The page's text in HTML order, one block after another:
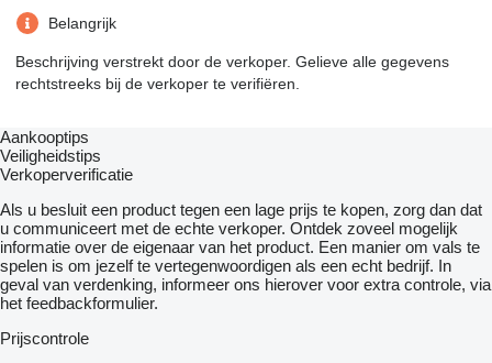
Belangrijk
Beschrijving verstrekt door de verkoper. Gelieve alle gegevens
rechtstreeks bij de verkoper te verifiëren.
Aankooptips
Veiligheidstips
Verkoperverificatie
Als u besluit een product tegen een lage prijs te kopen, zorg dan dat
u communiceert met de echte verkoper. Ontdek zoveel mogelijk
informatie over de eigenaar van het product. Een manier om vals te
spelen is om jezelf te vertegenwoordigen als een echt bedrijf. In
geval van verdenking, informeer ons hierover voor extra controle, via
het feedbackformulier.
Prijscontrole